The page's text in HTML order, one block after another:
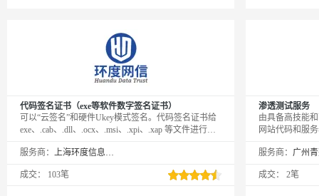
代码签名证书（exe等软件数字签名证书）
可以“云签名”和硬件Ukey模式签名。代码签名证书给
exe、.cab、.dll、.ocx、.msi、.xpi、.xap 等文件进行数
代码签名证书品牌有 DigiCert、GlobalSign、
名、普通OV代码签名证书以及EV扩展验证代码签名
服务商： 上海环度信息科技有限公司
成交： 103笔
渗透测试服务
由具备高技能
网站代码和服
试，来评估企
服务商：
成交： 2笔